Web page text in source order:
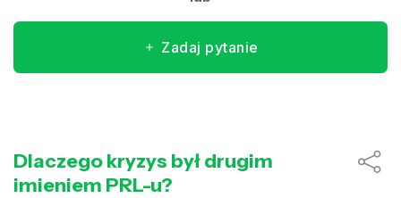
Zadaj pytanie
Dlaczego kryzys był drugim
imieniem PRL-u?